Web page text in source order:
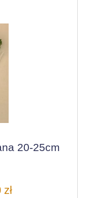
20-25cm